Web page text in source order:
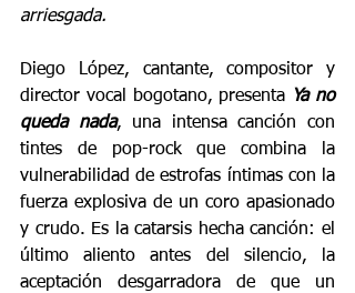
arriesgada.
Diego López, cantante, compositor y
director vocal bogotano, presenta Ya no
queda nada, una intensa canción con
tintes de pop-rock que combina la
vulnerabilidad de estrofas íntimas con la
fuerza explosiva de un coro apasionado
y crudo. Es la catarsis hecha canción: el
último aliento antes del silencio, la
aceptación desgarradora de que un